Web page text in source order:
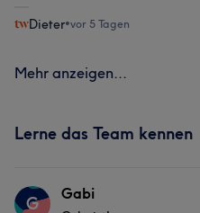
Dieter•vor 5 Tagen
Mehr anzeigen...
Lerne das Team kennen
G Gabi